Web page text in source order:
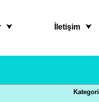
İletişim